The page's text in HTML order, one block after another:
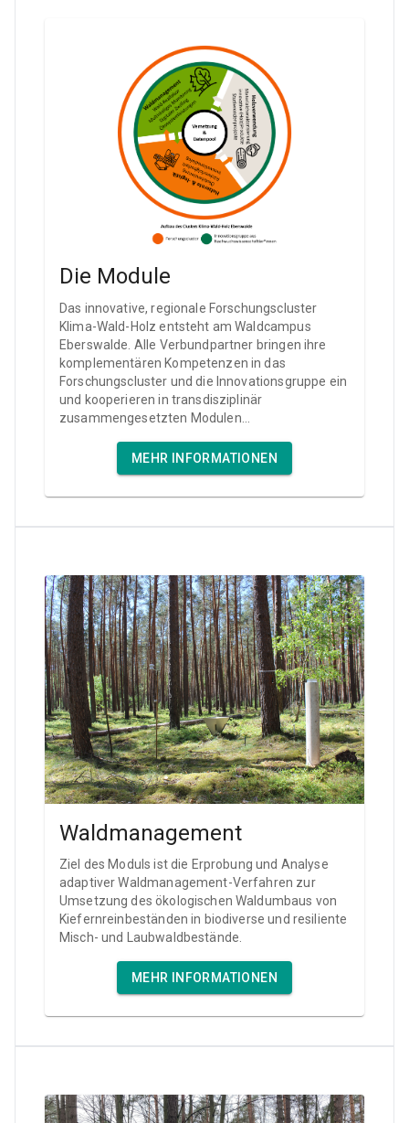
Die Module
Das innovative, regionale Forschungscluster
Klima-Wald-Holz entsteht am Waldcampus
Eberswalde. Alle Verbundpartner bringen ihre
komplementären Kompetenzen in das
Forschungscluster und die Innovationsgruppe ein
und kooperieren in transdisziplinär
zusammengesetzten Modulen...
MEHR INFORMATIONEN
Waldmanagement
Ziel des Moduls ist die Erprobung und Analyse
adaptiver Waldmanagement-Verfahren zur
Umsetzung des ökologischen Waldumbaus von
Kiefernreinbeständen in biodiverse und resiliente
Misch- und Laubwaldbestände.
MEHR INFORMATIONEN